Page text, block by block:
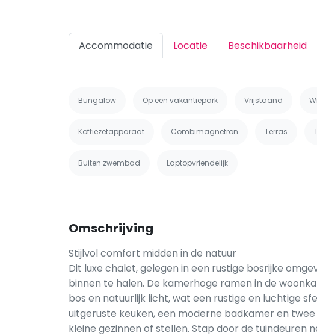
Accommodatie Locatie Beschikbaarheid
Bungalow Op een vakantiepark Vrijstaand
Koffiezetapparaat Combimagnetron Terras
Buiten zwembad Laptopvriendelijk
Omschrijving
Stijlvol comfort midden in de natuur
Dit luxe chalet, gelegen in een rustige bosrijke
binnen te halen. De kamerhoge ramen in de
bos en natuurlijk licht, wat een rustige en luchtige
uitgeruste keuken, een moderne badkamer en
kleine gezinnen of stellen. Stap door de tuindeuren